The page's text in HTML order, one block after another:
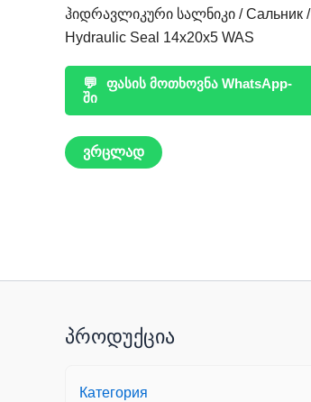
ჰიდრავლიკური სალნიკი / Сальник /
Hydraulic Seal 14x20x5 WAS
💬
ფასის მოთხოვნა WhatsApp-
ში
ვრცლად
პროდუქცია
Категория